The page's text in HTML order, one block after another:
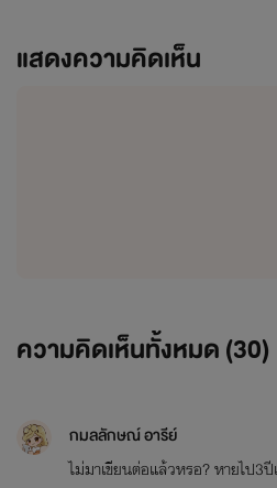
มาร์เกซ วาร์กัส ทิพย์วารี
เบื้องหลังเขาคือซาตานร้าย ที่ไม่เค
แสดงความคิดเห็น
ความคิดเห็นทั้งหมด (30)
กมลลักษณ์ อารีย์
ไม่มาเขียนต่อแล้วหรอ? หายไป3